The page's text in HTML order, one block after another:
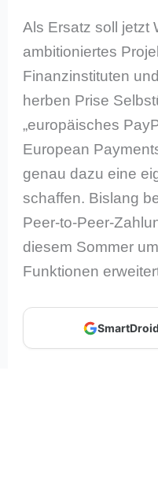
Als Ersatz soll jetzt
ambitioniertes
Finanzinstituten
herben Prise
„europäisches
European
genau dazu eine
schaffen. Bislang
Peer-to-Peer-
diesem Sommer
Funktionen